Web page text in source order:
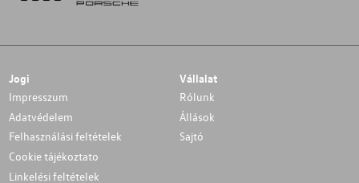
Jogi
Impresszum
Adatvédelem
Felhasználási feltételek
Cookie tájékoztato
Linkelési feltételek
Vállalat
Rólunk
Állások
Sajtó